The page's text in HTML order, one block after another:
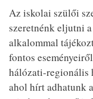
Az iskolai szülői
szeretnénk eljutni
alkalommal
fontos
hálózati-regionális
ahol hírt adhatunk